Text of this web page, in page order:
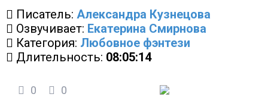
Писатель: Александра Кузнецова
Озвучивает: Екатерина Смирнова
Категория: Любовное фэнтези
Длительность: 08:05:14
0 0